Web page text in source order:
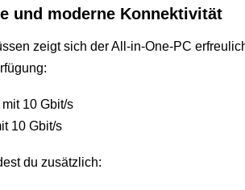
und moderne Konnektivität
zeigt sich der All-in-One-PC
10 Gbit/s
10 Gbit/s
du zusätzlich: